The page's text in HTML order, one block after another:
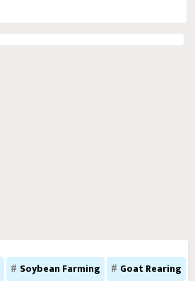
Soybean Farming
Goat Rearing